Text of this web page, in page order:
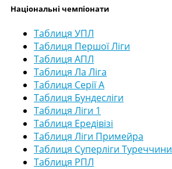
Національні чемпіонати
Таблиця УПЛ
Таблиця Першої Ліги
Таблиця АПЛ
Таблиця Ла Ліга
Таблиця Серії А
Таблиця Бундесліги
Таблиця Ліги 1
Таблиця Ередівізі
Таблиця Ліги Примейра
Таблиця Суперліги Туреччини
Таблиця РПЛ